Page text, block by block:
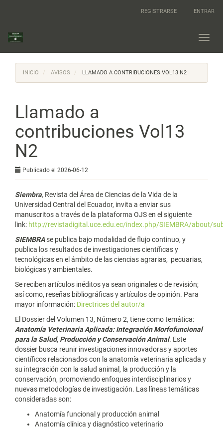
principal
Barra
lateral
REGISTRARSE ENTRAR
INICIO AVISOS LLAMADO A CONTRIBUCIONES VOL13 N2
Llamado a
contribuciones Vol13
N2
Publicado el 2026-06-12
Siembra, Revista del Área de Ciencias de la Vida de la
Universidad Central del Ecuador, invita a enviar sus
manuscritos a través de la plataforma OJS en el siguiente
link: http://revistadigital.uce.edu.ec/index.php/SIEMBRA/about/
SIEMBRAse publica bajo modalidad de flujo continuo, y
publica los resultados de investigaciones científicas y
tecnológicas en el ámbito de las ciencias agrarias, pecuarias,
biológicas y ambientales.
Se reciben artículos inéditos ya sean originales o de revisión;
así como, reseñas bibliográficas y artículos de opinión. Para
mayor información: Directrices del autor/a
El Dossier del Volumen 13, Número 2, tiene como temática:
Anatomía Veterinaria Aplicada: Integración Morfofuncional
para la Salud, Producción y Conservación Animal. Este
dossier busca reunir investigaciones innovadoras y aportes
científicos relacionados con la anatomía veterinaria aplicada y
su integración con la salud animal, la producción y la
conservación, promoviendo enfoques interdisciplinarios y
nuevas metodologías de investigación. Las líneas temáticas
consideradas son:
Anatomía funcional y producción animal
Anatomía clínica y diagnóstico veterinario